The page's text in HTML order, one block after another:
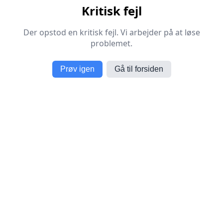
Kritisk fejl
Der opstod en kritisk fejl. Vi arbejder på at løse
problemet.
Prøv igen Gå til forsiden